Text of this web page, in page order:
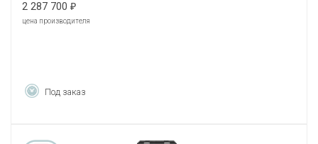
2 287 700 ₽
цена производителя
Под заказ